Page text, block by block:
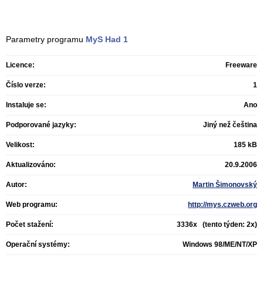
Parametry programu MyS Had 1
Licence: Freeware
Číslo verze: 1
Instaluje se: Ano
Podporované jazyky: Jiný než čeština
Velikost: 185 kB
Aktualizováno: 20.9.2006
Autor: Martin Šimonovský
Web programu: http://mys.czweb.org
Počet stažení: 3336x (tento týden: 2x)
Operační systémy: Windows 98/ME/NT/XP